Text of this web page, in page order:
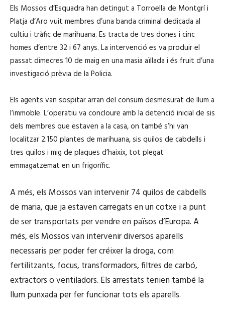
Els Mossos d’Esquadra han detingut a Torroella de Montgrí i
Platja d’Aro vuit membres d’una banda criminal dedicada al
cultiu i tràfic de marihuana. Es tracta de tres dones i cinc
homes d’entre 32 i 67 anys. La intervenció es va produir el
passat dimecres 10 de maig en una masia aïllada i és fruit d’una
investigació prèvia de la Policia.
Els agents van sospitar arran del consum desmesurat de llum a
l’immoble. L’operatiu va concloure amb la detenció inicial de sis
dels membres que estaven a la casa, on també s’hi van
localitzar 2.150 plantes de marihuana, sis quilos de cabdells i
tres quilos i mig de plaques d’haixix, tot plegat
emmagatzemat en un frigorífic.
A més, els Mossos van intervenir 74 quilos de cabdells
de maria, que ja estaven carregats en un cotxe i a punt
de ser transportats per vendre en països d’Europa. A
més, els Mossos van intervenir diversos aparells
necessaris per poder fer créixer la droga, com
fertilitzants, focus, transformadors, filtres de carbó,
extractors o ventiladors. Els arrestats tenien també la
llum punxada per fer funcionar tots els aparells.